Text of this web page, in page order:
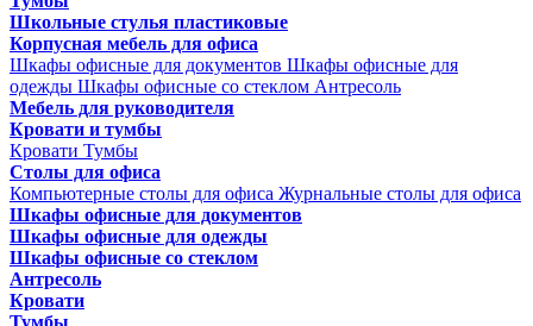
Школьные стулья пластиковые
Корпусная мебель для офиса
Шкафы офисные для документов Шкафы офисные для
одежды Шкафы офисные со стеклом Антресоль
Мебель для руководителя
Кровати и тумбы
Кровати Тумбы
Столы для офиса
Компьютерные столы для офиса Журнальные столы для офиса
Шкафы офисные для документов
Шкафы офисные для одежды
Шкафы офисные со стеклом
Антресоль
Кровати
Тумбы